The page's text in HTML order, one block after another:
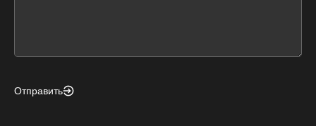
Отправить